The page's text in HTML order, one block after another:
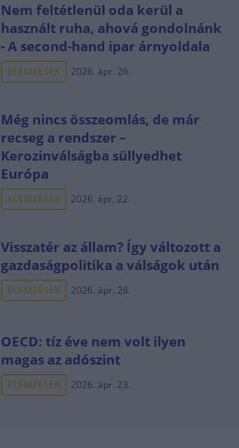
Nem feltétlenül oda kerül a
használt ruha, ahová gondolnánk
- A second-hand ipar árnyoldala
ELEMZÉSEK 2026. ápr. 26.
Még nincs összeomlás, de már
recseg a rendszer –
Kerozinválságba süllyedhet
Európa
ELEMZÉSEK 2026. ápr. 22.
Visszatér az állam? Így változott a
gazdaságpolitika a válságok után
ELEMZÉSEK 2026. ápr. 28.
OECD: tíz éve nem volt ilyen
magas az adószint
ELEMZÉSEK 2026. ápr. 23.